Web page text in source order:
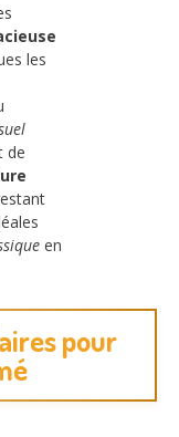
les
de
en
pour